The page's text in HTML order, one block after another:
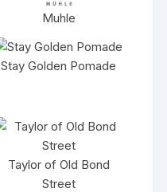
Muhle
Stay Golden Pomade
Taylor of Old Bond
Street